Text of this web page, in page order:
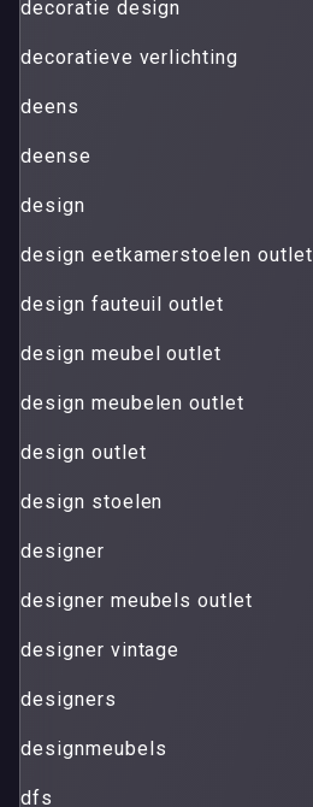
decoratie design
decoratieve verlichting
deens
deense
design
design eetkamerstoelen outlet
design fauteuil outlet
design meubel outlet
design meubelen outlet
design outlet
design stoelen
designer
designer meubels outlet
designer vintage
designers
designmeubels
dfs